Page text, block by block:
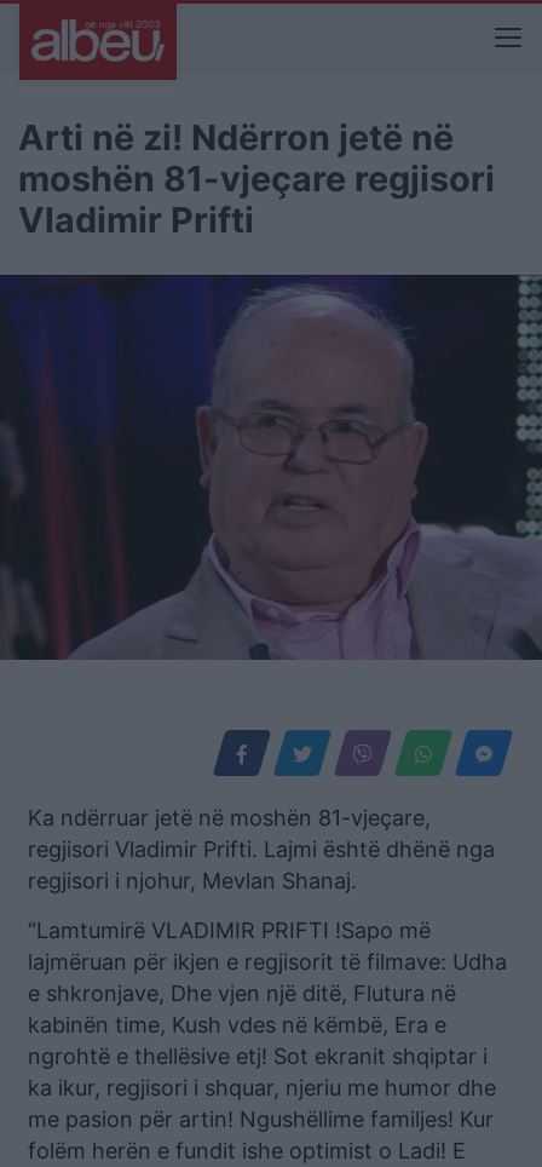
Arti në zi! Ndërron jetë në
moshën 81-vjeçare regjisori
Vladimir Prifti
Ka ndërruar jetë në moshën 81-vjeçare,
regjisori Vladimir Prifti. Lajmi është dhënë nga
regjisori i njohur, Mevlan Shanaj.
“Lamtumirë VLADIMIR PRIFTI !Sapo më
lajmëruan për ikjen e regjisorit të filmave: Udha
e shkronjave, Dhe vjen një ditë, Flutura në
kabinën time, Kush vdes në këmbë, Era e
ngrohtë e thellësive etj! Sot ekranit shqiptar i
ka ikur, regjisori i shquar, njeriu me humor dhe
me pasion për artin! Ngushëllime familjes! Kur
folëm herën e fundit ishe optimist o Ladi! E